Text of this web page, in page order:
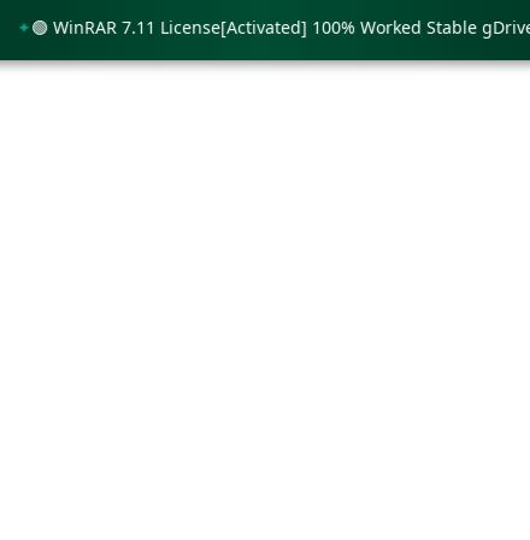
🟢 WinRAR 7.11 License[Activated] 100% Worked Stable gDrive